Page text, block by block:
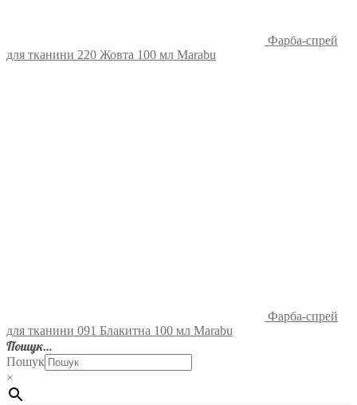
Фарба-спрей
для тканини 220 Жовта 100 мл Marabu
Фарба-спрей
для тканини 091 Блакитна 100 мл Marabu
Пошук…
Пошук
×